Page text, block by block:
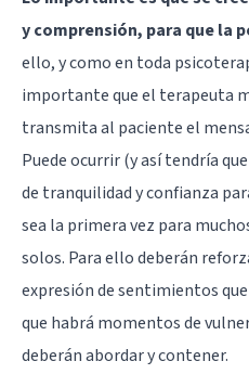
y comprensión, para que la
ello, y como en toda
importante que el terapeuta
transmita al paciente el
Puede ocurrir (y así tendría
de tranquilidad y confianza
sea la primera vez para
solos. Para ello deberán
expresión de sentimientos
que habrá momentos de
deberán abordar y contener.